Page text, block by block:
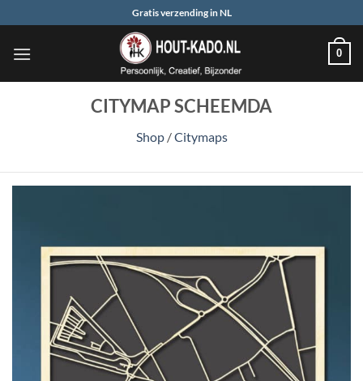
naar
inhoud
Gratis verzending in NL
0
CITYMAP SCHEEMDA
Shop /Citymaps